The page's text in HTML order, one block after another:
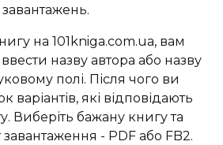
завантажень.
на 101kniga.com.ua, вам
назву автора або назву
полі. Після чого ви
варіантів, які відповідають
Виберіть бажану книгу та
- PDF або FB2.